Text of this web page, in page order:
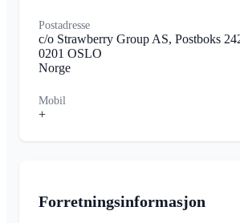
Postadresse
c/o Strawberry Group AS, Postboks
0201 OSLO
Norge
Mobil
+
Forretningsinformasjon